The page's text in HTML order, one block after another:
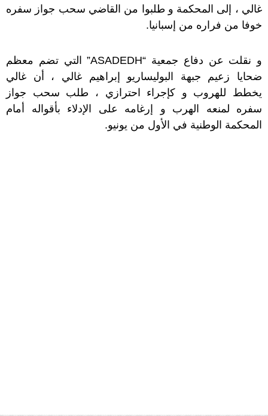
غالي ، إلى المحكمة و طلبوا من القاضي سحب جواز سفره
خوفا من فراره من إسبانيا.
و نقلت عن دفاع جمعية “ASADEDH” التي تضم معظم
ضحايا زعيم جبهة البوليساريو إبراهيم غالي ، أن غالي
يخطط للهروب و كإجراء احترازي ، طلب سحب جواز
سفره لمنعه الهرب و إرغامه على الإدلاء بأقواله أمام
المحكمة الوطنية في الأول من يونيو.